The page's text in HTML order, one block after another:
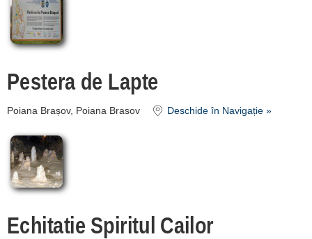
Pestera de Lapte
Poiana Brașov, Poiana Brasov Deschide în Navigație »
Echitatie Spiritul Cailor